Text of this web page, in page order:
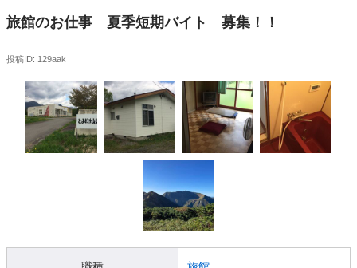
旅館のお仕事 夏季短期バイト 募集！！
投稿ID: 129aak